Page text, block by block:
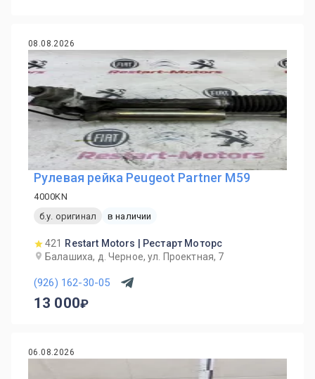
08.08.2026
Рулевая рейка Peugeot Partner M59
4000KN
б.у. оригинал
в наличии
421
Restart Motors | Рестарт Моторс
Балашиха, д. Черное, ул. Проектная, 7
(926) 162-30-05
13 000
06.08.2026